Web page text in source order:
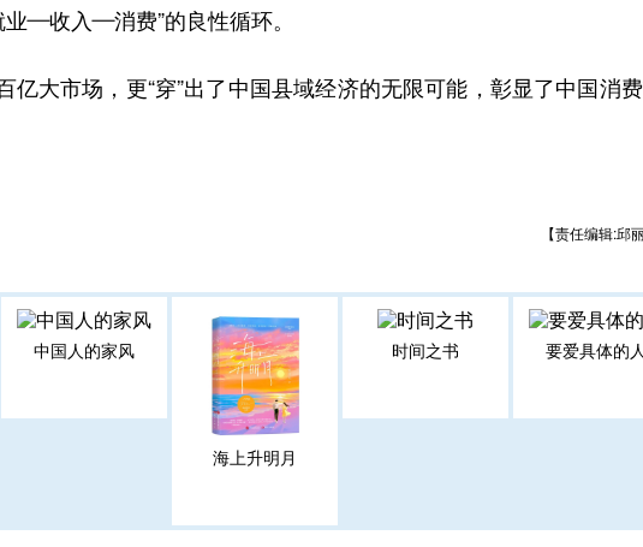
—收入—消费”的良性循环。
大市场，更“穿”出了中国县域经济的无限可能，彰显了中国消
【责任编辑:邱
中国人的家风
海上升明月
时间之书 要爱具体的人